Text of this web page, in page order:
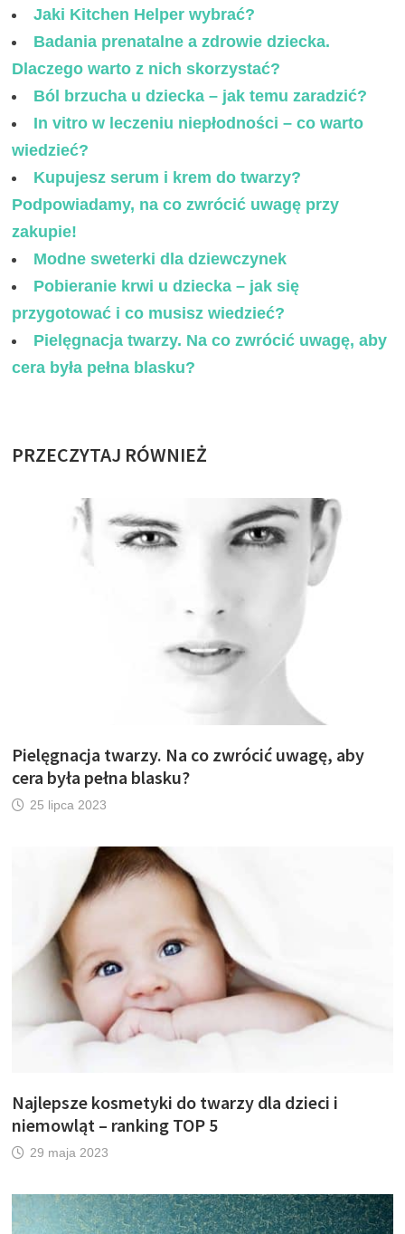
Jaki Kitchen Helper wybrać?
Badania prenatalne a zdrowie dziecka.
Dlaczego warto z nich skorzystać?
Ból brzucha u dziecka – jak temu zaradzić?
In vitro w leczeniu niepłodności – co warto
wiedzieć?
Kupujesz serum i krem do twarzy?
Podpowiadamy, na co zwrócić uwagę przy
zakupie!
Modne sweterki dla dziewczynek
Pobieranie krwi u dziecka – jak się
przygotować i co musisz wiedzieć?
Pielęgnacja twarzy. Na co zwrócić uwagę, aby
cera była pełna blasku?
PRZECZYTAJ RÓWNIEŻ
Pielęgnacja twarzy. Na co zwrócić uwagę, aby
cera była pełna blasku?
25 lipca 2023
Najlepsze kosmetyki do twarzy dla dzieci i
niemowląt – ranking TOP 5
29 maja 2023